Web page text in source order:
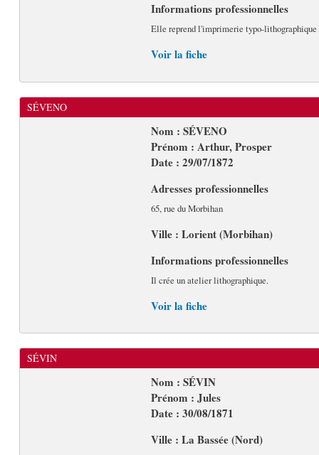
Informations professionnelles
Elle reprend l'imprimerie typo-
Voir la fiche
SÉVENO
Nom : SÉVENO
Prénom : Arthur, Prosper
Date : 29/07/1872
Adresses professionnelles
65, rue du Morbihan
Ville : Lorient (Morbihan)
Informations professionnelles
Il crée un atelier lithographique.
Voir la fiche
SÉVIN
Nom : SÉVIN
Prénom : Jules
Date : 30/08/1871
Ville : La Bassée (Nord)